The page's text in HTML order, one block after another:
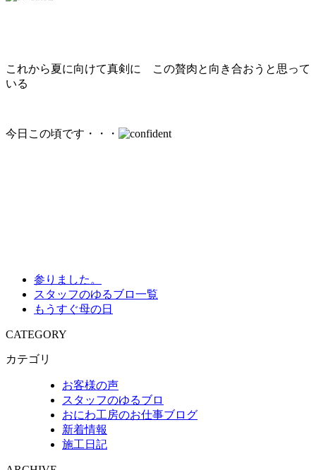
これから夏に向けて真剣に この贅肉と向き合おうと思って
いる
今日この頃です・・・
参りました。
スタッフのゆるブロ一覧
もうすぐ母の日
CATEGORY
カテゴリ
お客様の声
スタッフのゆるブロ
おにわ工房のお仕事ブログ
新着情報
施工日記